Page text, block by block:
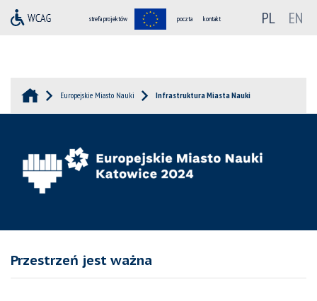
strefa projektów poczta kontakt PL EN
Europejskie Miasto Nauki Infrastruktura Miasta Nauki
Przestrzeń jest ważna